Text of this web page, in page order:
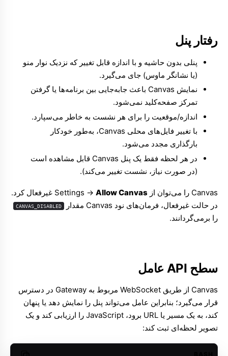
رفتار پنل
پنلی بدون حاشیه و با اندازه قابل تغییر که نزدیک نوار منو
(یا نشانگر ماوس) جای می‌گیرد.
نمایش Canvas باعث جابه‌جایی بین برنامه‌ها یا گرفتن
تمرکز صفحه‌کلید نمی‌شود.
اندازه/موقعیت را برای هر نشست به خاطر می‌سپارد.
با تغییر فایل‌های محلی Canvas، به‌طور خودکار
بارگذاری مجدد می‌شود.
در هر لحظه فقط یک پنل Canvas قابل مشاهده است
(در صورت نیاز، نشست تغییر می‌کند).
Canvas را می‌توان از Settings -> Allow Canvas
غیرفعال کرد.
در حالت غیرفعال، فرمان‌های نود Canvas مقدار
CANVAS_DISABLED
را برمی‌گردانند.
سطح API عامل
Canvas از طریق WebSocket مربوط به Gateway در دسترس
قرار می‌گیرد؛ بنابراین عامل می‌تواند پنل را نمایش دهد یا پنهان
کند، به یک مسیر یا URL برود، JavaScript را ارزیابی کند و یک
تصویر لحظه‌ای ثبت کند: